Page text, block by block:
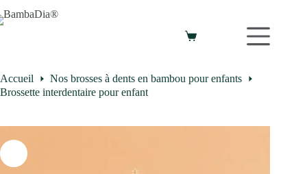
Accueil
Nos brosses à dents en bambou pour enfants
Brossette interdentaire pour enfant